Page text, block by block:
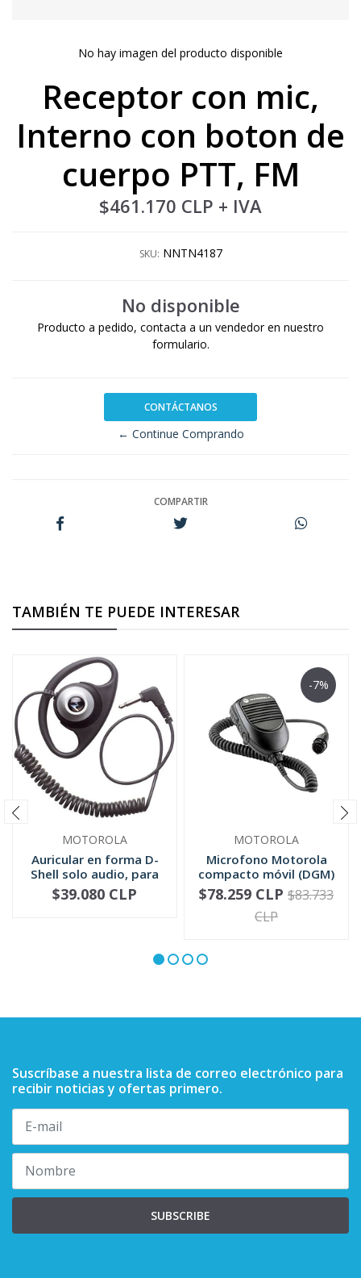
No hay imagen del producto disponible
Receptor con mic,
Interno con boton de
cuerpo PTT, FM
$461.170 CLP + IVA
SKU: NNTN4187
No disponible
Producto a pedido, contacta a un vendedor en nuestro
formulario.
CONTÁCTANOS
← Continue Comprando
COMPARTIR
TAMBIÉN TE PUEDE INTERESAR
MOTOROLA
Auricular en forma D-
Shell solo audio, para
mic...
+
$39.080 CLP
-7%
MOTOROLA
Microfono Motorola
compacto móvil (DGM)
RMN5052
+
-
$78.259 CLP $83.733
CLP
Suscríbase a nuestra lista de correo electrónico para
recibir noticias y ofertas primero.
SUBSCRIBE